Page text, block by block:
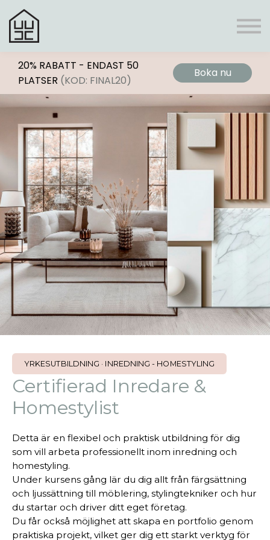
20% RABATT - ENDAST 50
PLATSER (KOD: FINAL20)
Boka nu
YRKESUTBILDNING · INREDNING - HOMESTYLING
Certifierad Inredare &
Homestylist
Detta är en flexibel och praktisk utbildning för dig
som vill arbeta professionellt inom inredning och
homestyling.
Under kursens gång lär du dig allt från färgsättning
och ljussättning till möblering, stylingtekniker och hur
du startar och driver ditt eget företag.
Du får också möjlighet att skapa en portfolio genom
praktiska projekt, vilket ger dig ett starkt verktyg för